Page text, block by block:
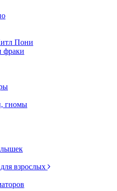
Пони
фраки
гномы
взрослых